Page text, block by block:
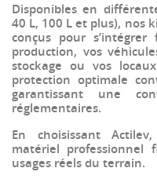
Disponibles en
40 L, 100 L et plus), nos
conçus pour
production, vos
stockage ou vos
protection optimale
garantissant une
réglementaires.
En choisissant
matériel professionnel
usages réels du terrain.